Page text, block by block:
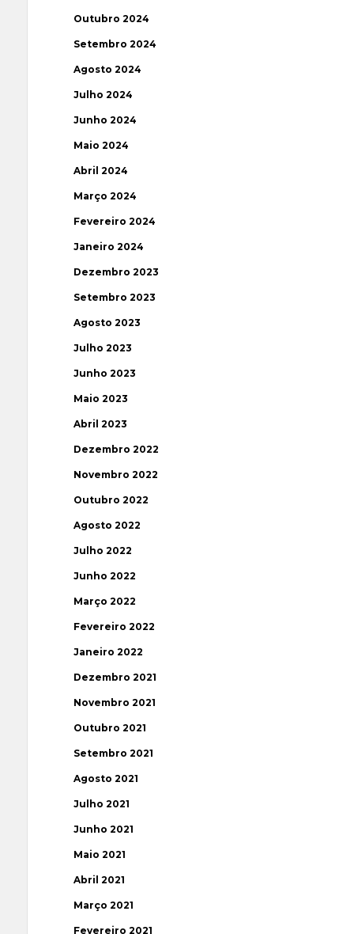
Outubro 2024
Setembro 2024
Agosto 2024
Julho 2024
Junho 2024
Maio 2024
Abril 2024
Março 2024
Fevereiro 2024
Janeiro 2024
Dezembro 2023
Setembro 2023
Agosto 2023
Julho 2023
Junho 2023
Maio 2023
Abril 2023
Dezembro 2022
Novembro 2022
Outubro 2022
Agosto 2022
Julho 2022
Junho 2022
Março 2022
Fevereiro 2022
Janeiro 2022
Dezembro 2021
Novembro 2021
Outubro 2021
Setembro 2021
Agosto 2021
Julho 2021
Junho 2021
Maio 2021
Abril 2021
Março 2021
Fevereiro 2021